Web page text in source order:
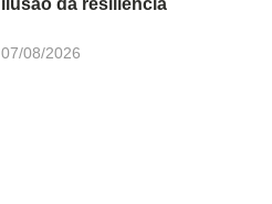
ilusão da resiliência
07/08/2026